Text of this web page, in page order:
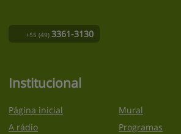
+55 (49) 3361-3130
Institucional
Página inicial
A rádio
Mural
Programas